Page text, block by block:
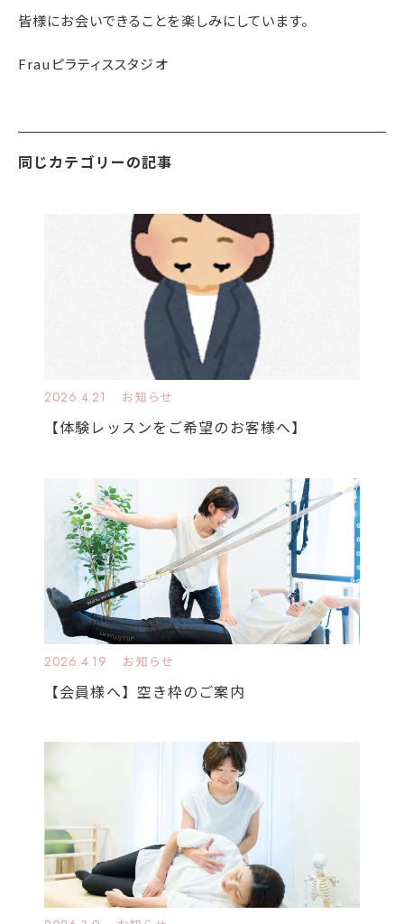
皆様にお会いできることを楽しみにしています。
Frauピラティススタジオ
同じカテゴリーの記事
2026.4.21 お知らせ
【体験レッスンをご希望のお客様へ】
2026.4.19 お知らせ
【会員様へ】空き枠のご案内